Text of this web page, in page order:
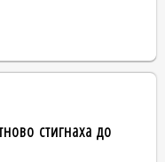
стигнаха до